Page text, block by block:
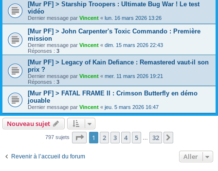
[Mur PF] > Starship Troopers : Ultimate Bug War ! Le test
vidéo
Dernier message par Vincent « lun. 16 mars 2026 13:26
[Mur PF] > John Carpenter's Toxic Commando : Première
mission
Dernier message par Vincent « dim. 15 mars 2026 22:43
Réponses : 3
[Mur PF] > Legacy of Kain Defiance : Remastered vaut-il son
prix ?
Dernier message par Vincent « mer. 11 mars 2026 19:21
Réponses : 3
[Mur PF] > FATAL FRAME II : Crimson Butterfly en démo
jouable
Dernier message par Vincent « jeu. 5 mars 2026 16:47
Nouveau sujet
797 sujets Page 1sur32
1 2 3 4 5 32
Revenir à l’accueil du forum Aller